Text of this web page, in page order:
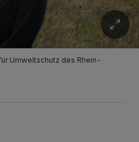
Umweltschutz des Rhein-